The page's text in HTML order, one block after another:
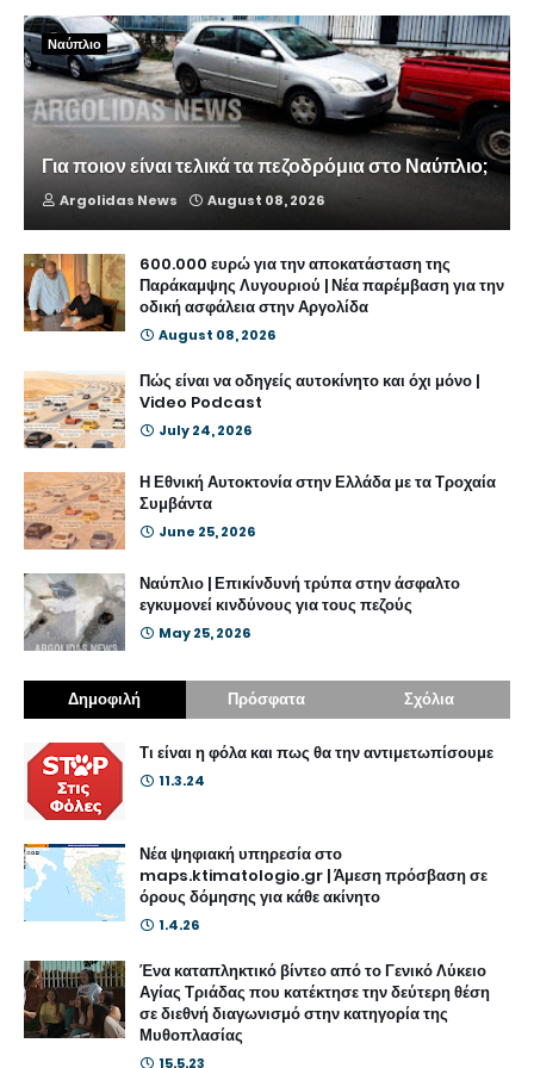
Ναύπλιο
Για ποιον είναι τελικά τα πεζοδρόμια στο Ναύπλιο;
Argolidas News August 08, 2026
600.000 ευρώ για την αποκατάσταση της
Παράκαμψης Λυγουριού | Νέα παρέμβαση για την
οδική ασφάλεια στην Αργολίδα
August 08, 2026
Πώς είναι να οδηγείς αυτοκίνητο και όχι μόνο |
Video Podcast
July 24, 2026
Η Εθνική Αυτοκτονία στην Ελλάδα με τα Τροχαία
Συμβάντα
June 25, 2026
Ναύπλιο | Επικίνδυνή τρύπα στην άσφαλτο
εγκυμονεί κινδύνους για τους πεζούς
May 25, 2026
Δημοφιλή Πρόσφατα Σχόλια
Τι είναι η φόλα και πως θα την αντιμετωπίσουμε
11.3.24
Νέα ψηφιακή υπηρεσία στο
maps.ktimatologio.gr | Άμεση πρόσβαση σε
όρους δόμησης για κάθε ακίνητο
1.4.26
Ένα καταπληκτικό βίντεο από το Γενικό Λύκειο
Αγίας Τριάδας που κατέκτησε την δεύτερη θέση
σε διεθνή διαγωνισμό στην κατηγορία της
Μυθοπλασίας
15.5.23